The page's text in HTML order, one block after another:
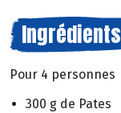
Ingrédients
Pour 4 personnes
300 g de Pates